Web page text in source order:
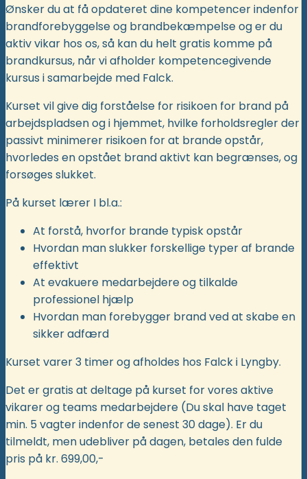
Ønsker du at få opdateret dine kompetencer indenfor
brandforebyggelse og brandbekæmpelse og er du
aktiv vikar hos os, så kan du helt gratis komme på
brandkursus, når vi afholder kompetencegivende
kursus i samarbejde med Falck.
Kurset vil give dig forståelse for risikoen for brand på
arbejdspladsen og i hjemmet, hvilke forholdsregler der
passivt minimerer risikoen for at brande opstår,
hvorledes en opstået brand aktivt kan begrænses, og
forsøges slukket.
På kurset lærer I bl.a.:
At forstå, hvorfor brande typisk opstår
Hvordan man slukker forskellige typer af brande
effektivt
At evakuere medarbejdere og tilkalde
professionel hjælp
Hvordan man forebygger brand ved at skabe en
sikker adfærd
Kurset varer 3 timer og afholdes hos Falck i Lyngby.
Det er gratis at deltage på kurset for vores aktive
vikarer og teams medarbejdere (Du skal have taget
min. 5 vagter indenfor de senest 30 dage). Er du
tilmeldt, men udebliver på dagen, betales den fulde
pris på kr. 699,00,-